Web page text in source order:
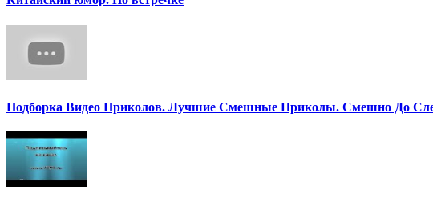
Подборка Видео Приколов. Лучшие Смешные Приколы. Смешно До